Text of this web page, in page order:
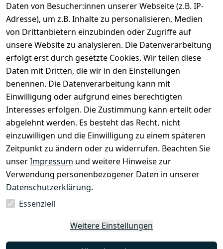
Daten von Besucher:innen unserer Webseite (z.B. IP-
Adresse), um z.B. Inhalte zu personalisieren, Medien
von Drittanbietern einzubinden oder Zugriffe auf
unsere Website zu analysieren. Die Datenverarbeitung
erfolgt erst durch gesetzte Cookies. Wir teilen diese
Daten mit Dritten, die wir in den Einstellungen
benennen. Die Datenverarbeitung kann mit
Einwilligung oder aufgrund eines berechtigten
Interesses erfolgen. Die Zustimmung kann erteilt oder
abgelehnt werden. Es besteht das Recht, nicht
einzuwilligen und die Einwilligung zu einem späteren
Zeitpunkt zu ändern oder zu widerrufen. Beachten Sie
unserImpressum und weitere Hinweise zur
Verwendung personenbezogener Daten in unserer
Datenschutzerklärung.
Essenziell
Weitere Einstellungen
Impressum
Datenschutze
rklärung
Widerrufsrec
ht
Kundenservic
e
Zahlung &
Versand
Batteriegeset
z
Newsletter
Unsere
Partner
FAQ
Kontakt
+49
Mail:
info@select
ed-lights.de
Unter den
Weingärten 42
63546
Hammersbach
selected-lights
selected-